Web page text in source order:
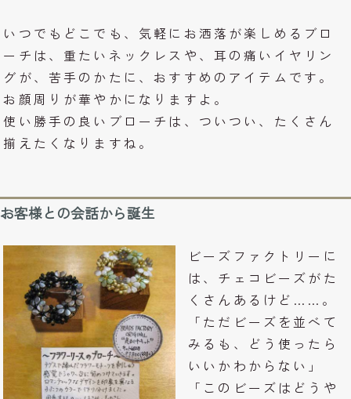
いつでもどこでも、気軽にお洒落が楽しめるブロ
ーチは、重たいネックレスや、耳の痛いイヤリン
グが、苦手のかたに、おすすめのアイテムです。
お顔周りが華やかになりますよ。
使い勝手の良いブローチは、ついつい、たくさん
揃えたくなりますね。
お客様との会話から誕生
ビーズファクトリーに
は、チェコビーズがた
くさんあるけど……。
「ただビーズを並べて
みるも、どう使ったら
いいかわからない」
「このビーズはどうや